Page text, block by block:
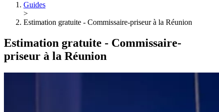
Guides
>
Estimation gratuite - Commissaire-priseur à la Réunion
Estimation gratuite - Commissaire-
priseur à la Réunion